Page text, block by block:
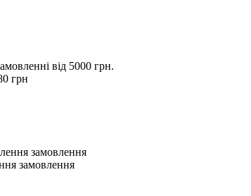
від 5000 грн.
грн
замовлення
замовлення